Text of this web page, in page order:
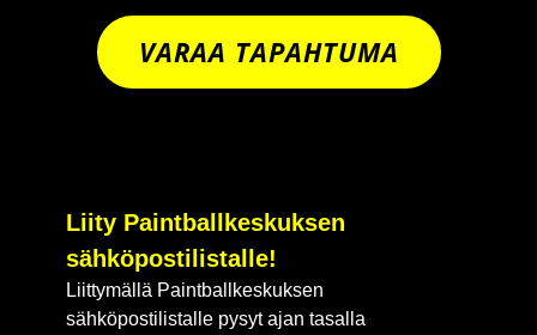
VARAA TAPAHTUMA
Liity Paintballkeskuksen
sähköpostilistalle!
Liittymällä Paintballkeskuksen
sähköpostilistalle pysyt ajan tasalla